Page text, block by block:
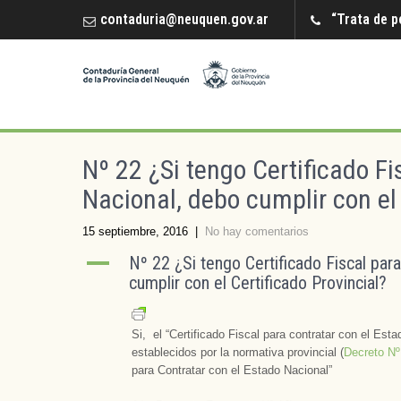
contaduria@neuquen.gov.ar “Trata de
Nº 22 ¿Si tengo Certificado
Nacional, debo cumplir con
15 septiembre, 2016 No hay comentarios
A
Nº 22 ¿Si tengo Certificado Fiscal
cumplir con el Certificado Provincial?
Si, el “Certificado Fiscal para contratar con el
establecidos por la normativa provincial (Decreto
para Contratar con el Estado Nacional”